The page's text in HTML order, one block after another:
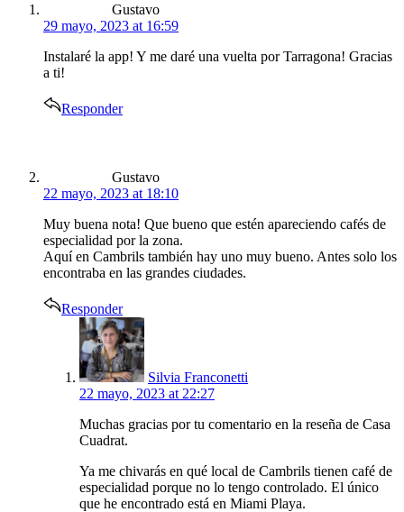
Gustavo
29 mayo, 2023 at 16:59
Instalaré la app! Y me daré una vuelta por Tarragona! Gracias
a ti!
Responder
Gustavo
22 mayo, 2023 at 18:10
Muy buena nota! Que bueno que estén apareciendo cafés de
especialidad por la zona.
Aquí en Cambrils también hay uno muy bueno. Antes solo los
encontraba en las grandes ciudades.
Responder
says:
Silvia Franconetti
22 mayo, 2023 at 22:27
Muchas gracias por tu comentario en la reseña de Casa
Cuadrat.
Ya me chivarás en qué local de Cambrils tienen café de
especialidad porque no lo tengo controlado. El único
que he encontrado está en Miami Playa.